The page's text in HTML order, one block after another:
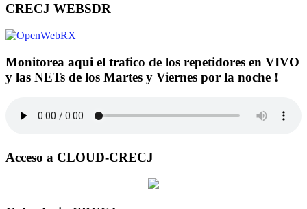
CRECJ WEBSDR
Monitorea aqui el trafico de los repetidores en VIVO
y las NETs de los Martes y Viernes por la noche !
Acceso a CLOUD-CRECJ